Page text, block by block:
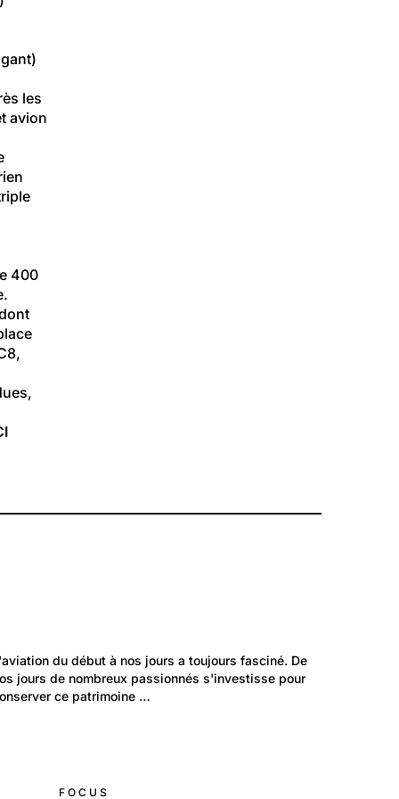
les
avion
400
Environnement: Transport
Les avions d'hier et d'aujourd'hui
du début à nos jours a toujours fasciné. De
jours de nombreux passionnés s'investisse pour
ce patrimoine …
FOCUS